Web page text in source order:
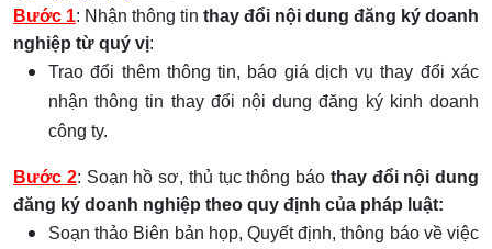
Bước 1: Nhận thông tin thay đổi nội dung đăng ký doanh
nghiệp từ quý vị:
Trao đổi thêm thông tin, báo giá dịch vụ thay đổi xác
nhận thông tin thay đổi nội dung đăng ký kinh doanh
công ty.
Bước 2: Soạn hồ sơ, thủ tục thông báo thay đổi nội dung
đăng ký doanh nghiệp theo quy định của pháp luật:
Soạn thảo Biên bản họp, Quyết định, thông báo về việc